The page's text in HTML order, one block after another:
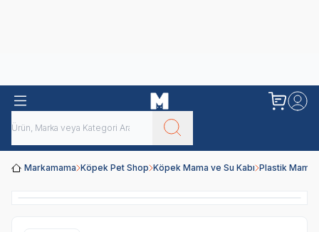
Markamama Köpek Pet Shop Köpek Mama ve Su Kabı Plastik Mama